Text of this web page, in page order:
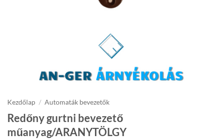
Kezdőlap / Automaták bevezetők
Redőny gurtni bevezető
műanyag/ARANYTÖLGY